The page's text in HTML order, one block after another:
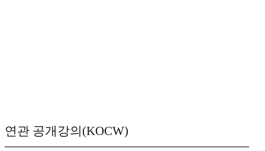
연관 공개강의(KOCW)